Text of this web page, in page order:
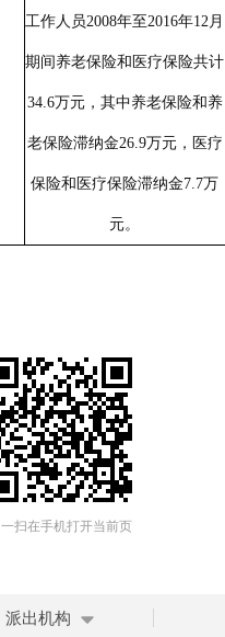
工作人员2008年至2016年12月
期间养老保险和医疗保险共计
34.6万元，其中养老保险和养
老保险滞纳金26.9万元，医疗
保险和医疗保险滞纳金7.7万
元。
扫在手机打开当前页
派出机构